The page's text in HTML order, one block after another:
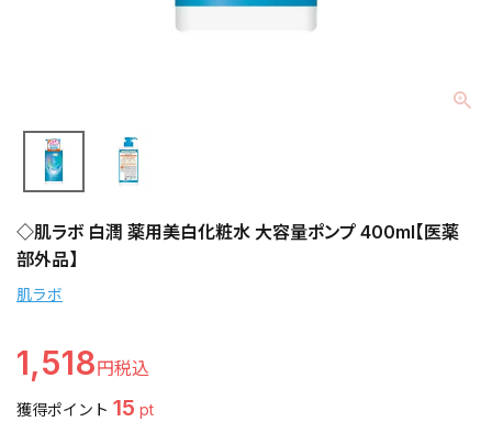
◇肌ラボ 白潤 薬用美白化粧水 大容量ポンプ 400ml【医薬
部外品】
肌ラボ
1,518
獲得ポイント 15 pt